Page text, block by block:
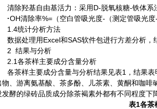
清除羟基自由基活力：采用D-脱氧核糖-铁体系
·OH清除率%= （空白管吸光度- （测定管吸光度-
1.4统计分析方法
数据处理用Excel和SAS软件包进行方差分析，
2 结果与分析
2.1各茶样主要成分含量分析
各茶样主要成分含量与分析结果见表1 ，结果
物、游离氨基酸、茶多酚、儿茶素、黄酮和咖
发酵的绿砖品质成分除茶褐素外都有不同程度下
表1各茶